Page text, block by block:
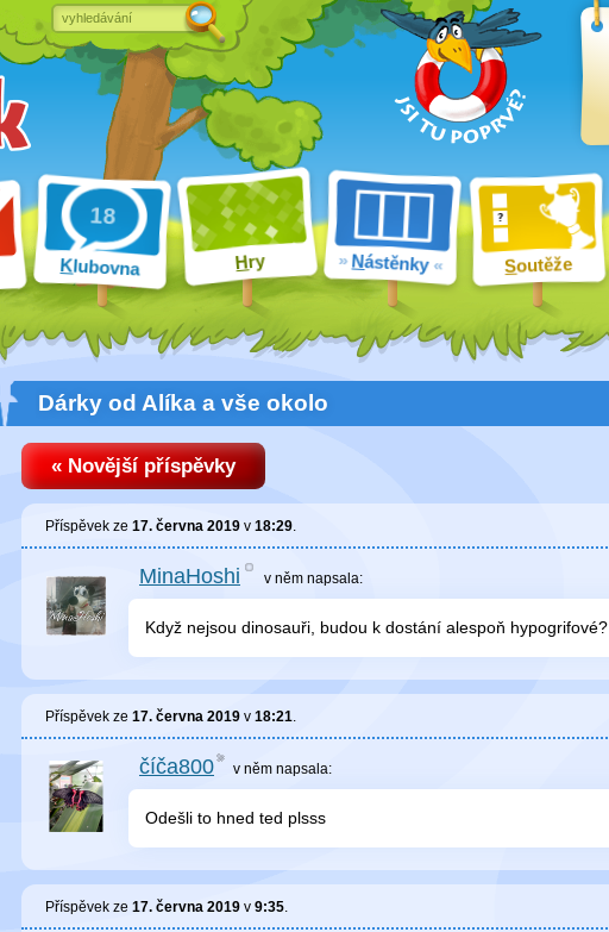
Klubovna Hry Nástěnky Soutěže
Dárky od Alíka a vše okolo
« Novější příspěvky
Příspěvek ze 17. června 2019 v 18:29.
MinaHoshi v němnapsala:
Když nejsou dinosauři, budou k dostání alespoň hypogrifové?
Příspěvek ze 17. června 2019 v 18:21.
číča800 v něm napsala:
Odešli to hned ted plsss
Příspěvek ze 17. června 2019 v 9:35.